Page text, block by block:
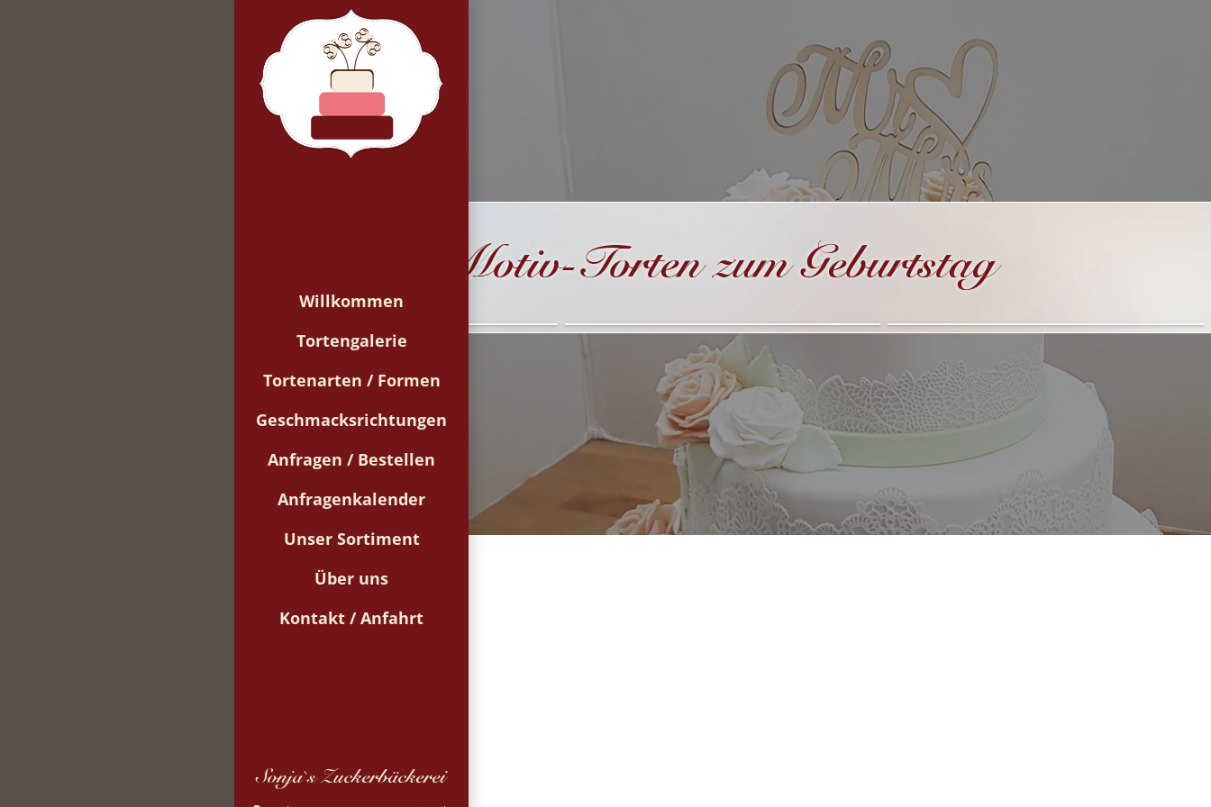
Willkommen
Tortengalerie
Tortenarten / Formen
Geschmacksrichtungen
Anfragen / Bestellen
Anfragenkalender
Unser Sortiment
Über uns
Kontakt / Anfahrt
Sonja`s Zuckerbäckerei
Motiv-Torten zum Geburtstag
Für Erwachsene